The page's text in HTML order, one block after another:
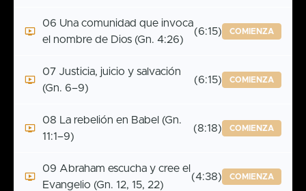
06 Una comunidad que invoca
el nombre de Dios (Gn. 4:26)
(6:15) COMIENZA
07 Justicia, juicio y salvación
(Gn. 6–9)
(6:15) COMIENZA
08 La rebelión en Babel (Gn.
11:1–9)
(8:18) COMIENZA
09 Abraham escucha y cree el
Evangelio (Gn. 12, 15, 22)
(4:38) COMIENZA